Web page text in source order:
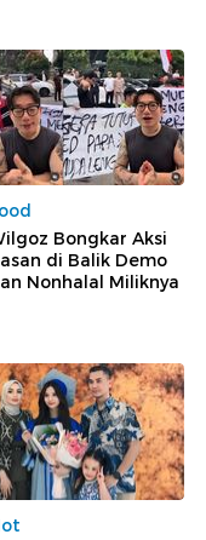
Bongkar Aksi
di Balik Demo
Nonhalal Miliknya